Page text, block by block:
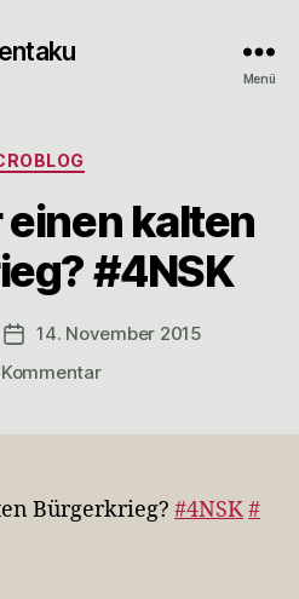
Menü
Kategorien
einen kalten
#4NSK
Veröffentlichungsdatum
14. November 2015
Kommentarzu
Bürgerkrieg?
Bürgerkrieg? #4NSK#